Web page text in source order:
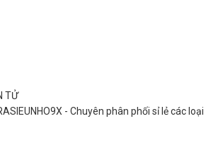
TỬ
- Chuyên phân phối sỉ lẻ các loại